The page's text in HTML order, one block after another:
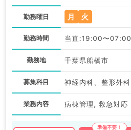
勤務曜日 月 火
勤務時間 当直:19:00〜07:00
勤務地 千葉県船橋市
募集科目
業務内容 病棟管理, 救急対応